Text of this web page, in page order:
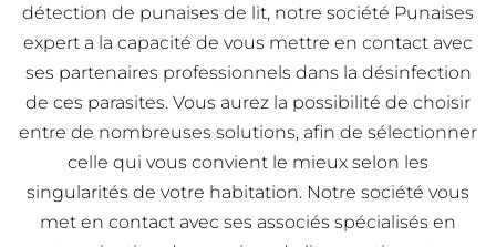
détection de punaises de lit, notre société Punaises
expert a la capacité de vous mettre en contact avec
ses partenaires professionnels dans la désinfection
de ces parasites. Vous aurez la possibilité de choisir
entre de nombreuses solutions, afin de sélectionner
celle qui vous convient le mieux selon les
singularités de votre habitation. Notre société vous
met en contact avec ses associés spécialisés en